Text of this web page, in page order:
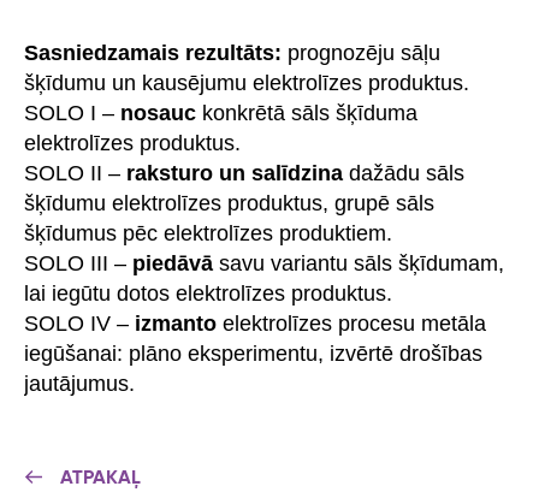
Sasniedzamais rezultāts: prognozēju sāļu
šķīdumu un kausējumu elektrolīzes produktus.
SOLO I – nosauc konkrētā sāls šķīduma
elektrolīzes produktus.
SOLO II – raksturo un salīdzina dažādu sāls
šķīdumu elektrolīzes produktus, grupē sāls
šķīdumus pēc elektrolīzes produktiem.
SOLO III – piedāvā savu variantu sāls šķīdumam,
lai iegūtu dotos elektrolīzes produktus.
SOLO IV – izmanto elektrolīzes procesu metāla
iegūšanai: plāno eksperimentu, izvērtē drošības
jautājumus.
ATPAKAĻ